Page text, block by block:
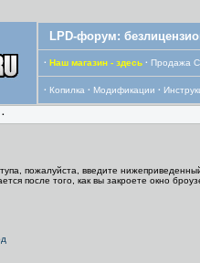
LPD-форум:
· Наш магазин - здесь · Продажа
· Копилка · Модификации ·
·
пожалуйста, введите
после того, как вы закроете окно